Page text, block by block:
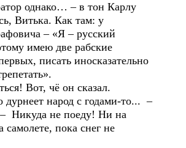
однако… – в тон Карлу
Витька. Как там: у
– «Я – русский
имею две рабские
писать иносказательно
Вот, чё он сказал.
дурнеет народ с годами-то... –
Никуда не поеду! Ни на
самолете, пока снег не